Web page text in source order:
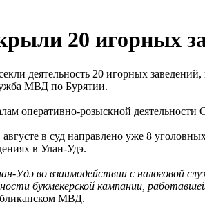
20 игорных
деятельность 20 игорных
МВД по Бурятии.
оперативно-розыскной
в суд направлено уже 8
в Улан-Удэ.
Удэ во взаимодействии с налоговой
букмекерской кампании,
МВД.